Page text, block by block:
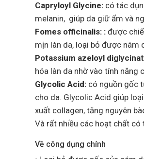
Capryloyl Glycine: có tác
melanin, giúp da giữ ẩm và
Fomes officinalis: : được
mịn làn da, loại bỏ được nám
Potassium azeloyl
hóa làn da nhờ vào tính năng
Glycolic Acid: có nguồn gốc
cho da. Glycolic Acid giúp
xuất collagen, tăng nguyên
Và rất nhiều các hoạt chất có
Về công dụng chính